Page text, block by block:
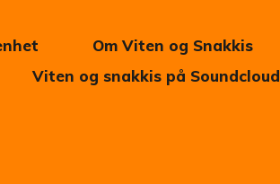
Om Viten og Snakkis
Viten og snakkis på Soundcloud